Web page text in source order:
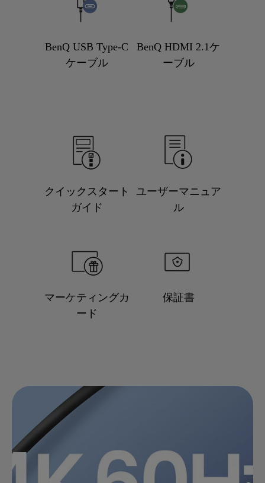
BenQ USB Type-C
ケーブル
BenQ HDMI 2.1ケ
ーブル
クイックスタート
ガイド
ユーザーマニュア
ル
マーケティングカ
ード
保証書